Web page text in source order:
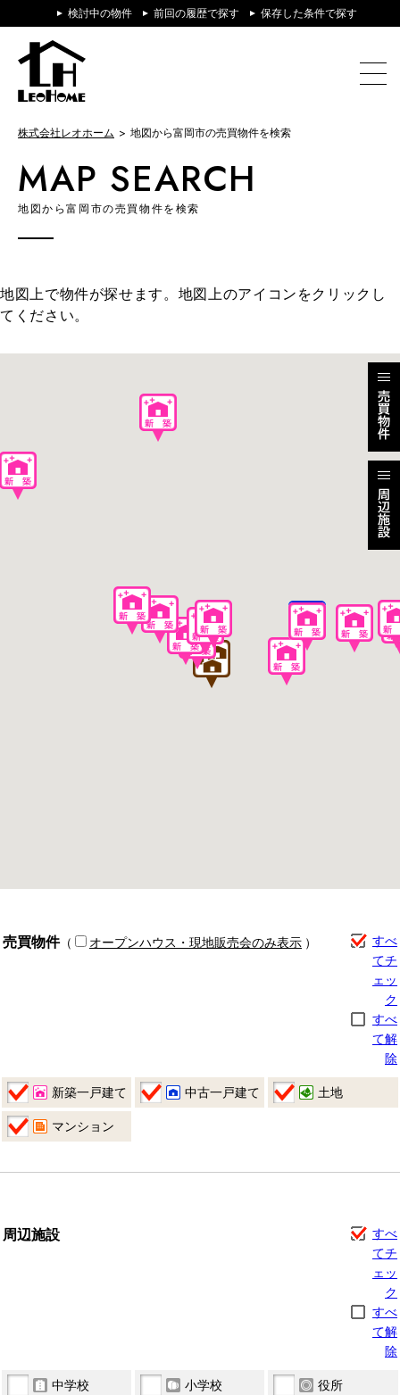
検討中の物件 前回の履歴で探す 保存した条件で探す
株式会社レオホーム 地図から富岡市の売買物件を検索
MAP SEARCH
地図から富岡市の売買物件を検索
地図上で物件が探せます。地図上のアイコンをクリックし
てください。
売買物件（ オープンハウス・現地販売会のみ表示 ）
すべ
てチ
ェッ
ク
すべ
て解
除
新築一戸建て
中古一戸建て
土地
マンション
周辺施設
すべ
てチ
ェッ
ク
すべ
て解
除
中学校
小学校
役所